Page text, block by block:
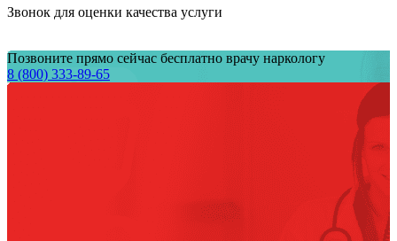
Звонок для оценки качества услуги
Позвоните прямо сейчас бесплатно врачу наркологу
8 (800) 333-89-65